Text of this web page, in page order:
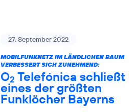
27. September 2022
MOBILFUNKNETZ IM LÄNDLICHEN RAUM
VERBESSERT SICH ZUNEHMEND:
O2 Telefónica schließt
eines der größten
Funklöcher Bayerns